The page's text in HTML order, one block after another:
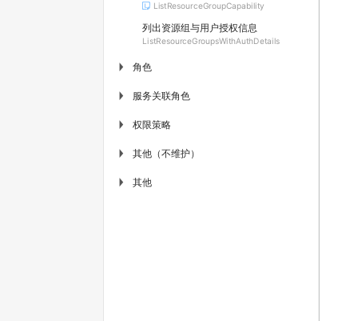
ListResourceGroupCapability
列出资源组与用户授权信息
ListResourceGroupsWithAuthDetails
▶ 角色
▶ 服务关联角色
▶ 权限策略
▶ 其他（不维护）
▶ 其他